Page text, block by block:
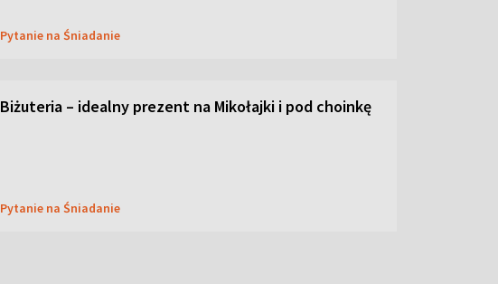
Pytanie na Śniadanie
Biżuteria – idealny prezent na Mikołajki i pod choinkę
Pytanie na Śniadanie